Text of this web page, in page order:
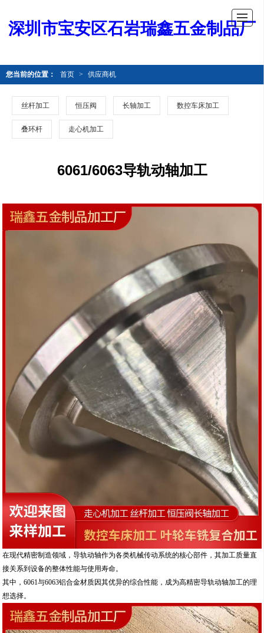
深圳市宝安区石岩瑞鑫五金制品厂
您当前的位置： 首页 > 供应商机
丝杆加工 恒压阀 长轴加工 数控车床加工
叠环杆 走心机加工
6061/6063导轨动轴加工
在现代精密制造领域，导轨动轴作为各类机械传动系统的核心部件，其加工质量直
接关系到设备的整体性能与使用寿命。
其中，6061与6063铝合金材质因其优异的综合性能，成为高精密导轨动轴加工的理
想选择。